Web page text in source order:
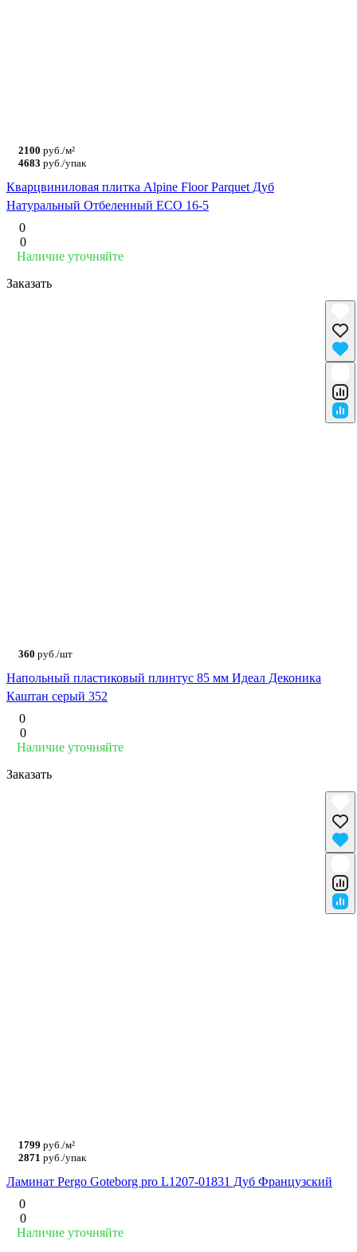
2100 руб./м²
4683 руб./упак
Кварцвиниловая плитка Alpine Floor Parquet Дуб
Натуральный Отбеленный ECO 16-5
0
0
Наличие уточняйте
Заказать
360 руб./шт
Напольный пластиковый плинтус 85 мм Идеал Деконика
Каштан серый 352
0
0
Наличие уточняйте
Заказать
1799 руб./м²
2871 руб./упак
Ламинат Pergo Goteborg pro L1207-01831 Дуб Французский
0
0
Наличие уточняйте